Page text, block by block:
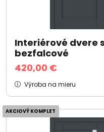
Interiérové dvere
bezfalcové
420,00 €
Výroba na mieru
AKCIOVÝ KOMPLET